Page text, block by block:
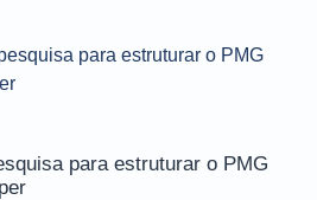
para estruturar o PMG